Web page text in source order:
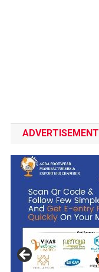
ADVERTISEMENT